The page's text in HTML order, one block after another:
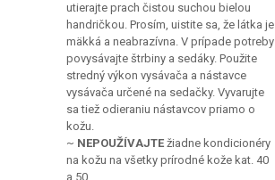
handričkou. Prosím, uistite sa, že látka je
mäkká a neabrazívna. V prípade potreby
povysávajte štrbiny a sedáky. Použite
stredný výkon vysávača a nástavce
vysávača určené na sedačky. Vyvarujte
sa tiež odieraniu nástavcov priamo o
kožu.
~NEPOUŽÍVAJTE
na kožu na všetky prírodné kože kat. 40
a 50.